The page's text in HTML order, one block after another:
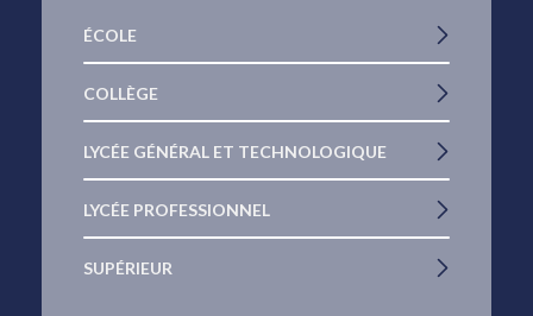
ÉCOLE
COLLÈGE
LYCÉE GÉNÉRAL ET TECHNOLOGIQUE
LYCÉE PROFESSIONNEL
SUPÉRIEUR